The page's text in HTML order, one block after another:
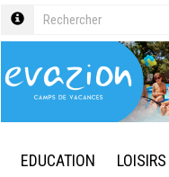
EDUCATION LOISIRS